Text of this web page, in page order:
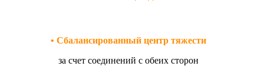
• Сбалансированный центр тяжести
за счет соединений с обеих сторон